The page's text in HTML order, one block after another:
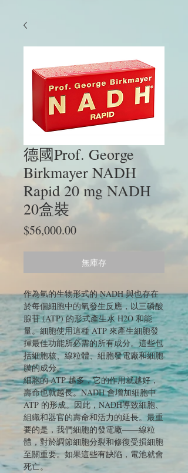
德國Prof. George
Birkmayer NADH
Rapid 20 mg NADH
20盒裝
$56,000.00價
無庫存
作為氫的生物形式的 NADH 與也存在
於每個細胞中的氧發生反應，以三磷酸
腺苷 (ATP) 的形式產生水 H2O 和能
量。細胞使用這種 ATP 來產生細胞發
揮最佳功能所必需的所有成分。這些包
括細胞核、線粒體、細胞發電廠和細胞
膜的成分。
細胞的 ATP 越多，它的作用就越好，
壽命也就越長。NADH 會增加細胞中
ATP 的形成。因此，NADH導致細胞、
組織和器官的壽命和活力的延長。最重
要的是，我們細胞的發電廠——線粒
體，對於調節細胞分裂和修復受損細胞
至關重要。如果這些有缺陷，電池就會
死亡。